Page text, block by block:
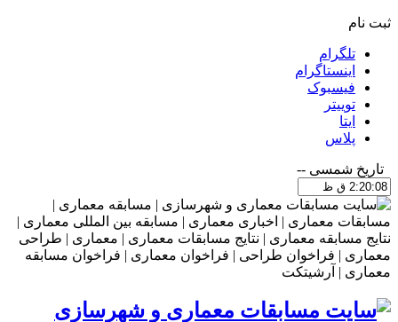
ثبت نام
تلگرام
اینستاگرام
فیسبوک
توییتر
ایتا
پلاس
تاریخ شمسی --